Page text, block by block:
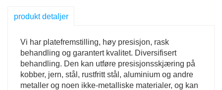
produkt detaljer
Vi har platefremstilling, høy presisjon, rask
behandling og garantert kvalitet. Diversifisert
behandling. Den kan utføre presisjonsskjæring på
kobber, jern, stål, rustfritt stål, aluminium og andre
metaller og noen ikke-metalliske materialer, og kan